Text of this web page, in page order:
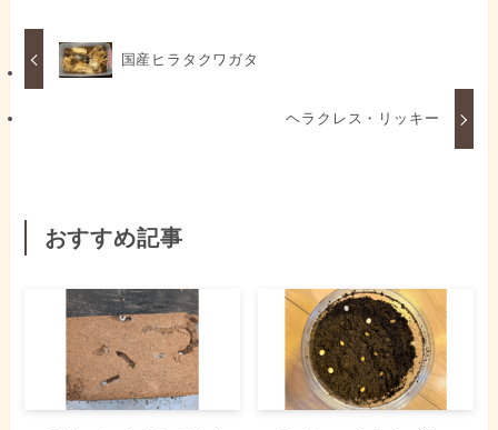
国産ヒラタクワガタ
ヘラクレス・リッキー
おすすめ記事